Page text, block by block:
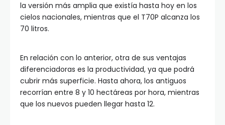
la versión más amplia que existía hasta hoy en los
cielos nacionales, mientras que el T70P alcanza los
70 litros.
En relación con lo anterior, otra de sus ventajas
diferenciadoras es la productividad, ya que podrá
cubrir más superficie. Hasta ahora, los antiguos
recorrían entre 8 y 10 hectáreas por hora, mientras
que los nuevos pueden llegar hasta 12.